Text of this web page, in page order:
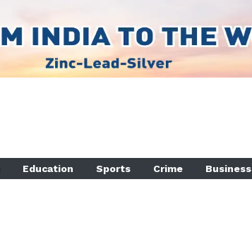
Education Sports Crime Business